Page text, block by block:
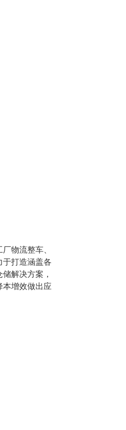
物流整车、
于打造涵盖各
解决方案，
本增效做出应